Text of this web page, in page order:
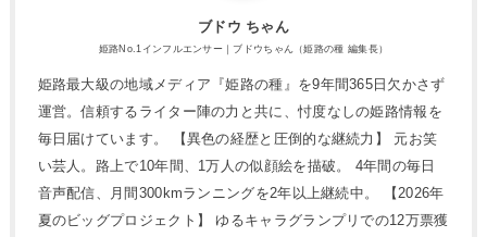
ブドウ ちゃん
姫路No.1インフルエンサー｜ブドウちゃん（姫路の種 編集長）
姫路最大級の地域メディア『姫路の種』を9年間365日欠かさず
運営。信頼するライター陣の力と共に、忖度なしの姫路情報を
毎日届けています。 【異色の経歴と圧倒的な継続力】 元お笑
い芸人。路上で10年間、1万人の似顔絵を描破。 4年間の毎日
音声配信、月間300kmランニングを2年以上継続中。 【2026年
夏のビッグプロジェクト】 ゆるキャラグランプリでの12万票獲